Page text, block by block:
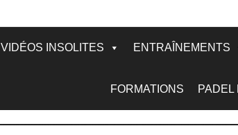
VIDÉOS INSOLITES ENTRAÎNEMENTS
FORMATIONS PADEL